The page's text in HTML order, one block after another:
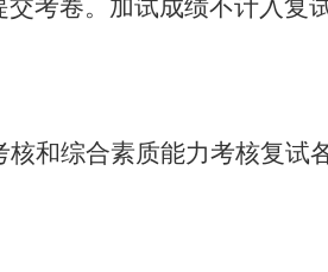
考卷。加试成绩不计入复
和综合素质能力考核复试